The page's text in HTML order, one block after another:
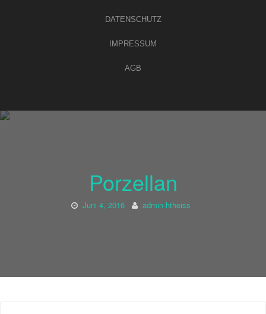
DATENSCHUTZ
IMPRESSUM
AGB
Porzellan
Juni 4, 2016 admin-htheiss